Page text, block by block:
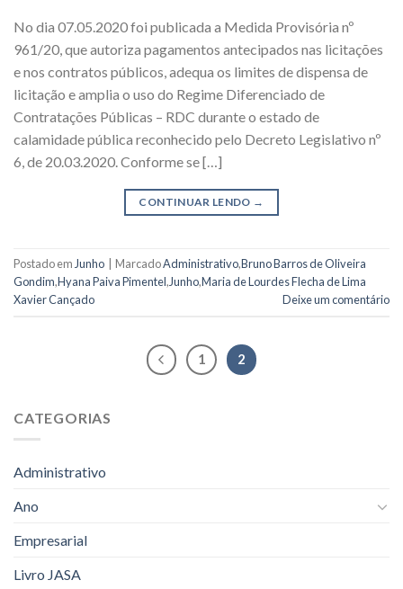
No dia 07.05.2020 foi publicada a Medida Provisória nº
961/20, que autoriza pagamentos antecipados nas licitações
e nos contratos públicos, adequa os limites de dispensa de
licitação e amplia o uso do Regime Diferenciado de
Contratações Públicas – RDC durante o estado de
calamidade pública reconhecido pelo Decreto Legislativo nº
6, de 20.03.2020. Conforme se […]
CONTINUAR LENDO →
Postado emJunho MarcadoAdministrativo,Bruno Barros de Oliveira
Gondim,Hyana Paiva Pimentel,Junho,Maria de Lourdes Flecha de Lima
Xavier Cançado
Deixe um comentário
1 2
CATEGORIAS
Administrativo
Ano
Empresarial
Livro JASA